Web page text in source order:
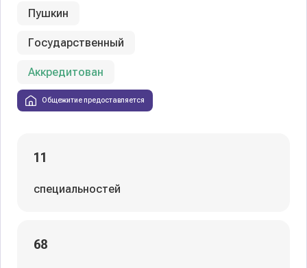
Пушкин
Государственный
Аккредитован
Общежитие предоставляется
11
специальностей
68